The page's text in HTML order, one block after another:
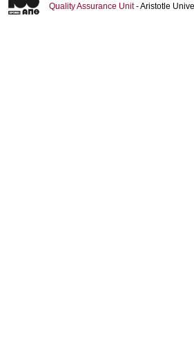
Quality Assurance Unit- Aristotle